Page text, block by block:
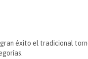
éxito el tradicional